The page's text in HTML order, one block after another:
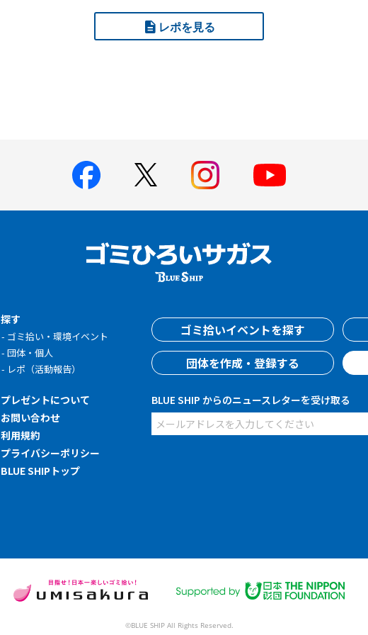
レポを見る
探す
ゴミ拾い・環境イベント
団体・個人
レポ（活動報告）
プレゼントについて
お問い合わせ
利用規約
プライバシーポリシー
BLUE SHIPトップ
ゴミ拾いイベントを探す
団体を作成・登録する
BLUE SHIP からのニュースレターを受け取る
©BLUE SHIP All Rights Reserved.